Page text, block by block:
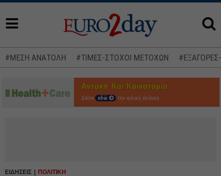
#ΜΕΣΗ ΑΝΑΤΟΛΗ #ΤΙΜΕΣ-ΣΤΟΧΟΙ ΜΕΤΟΧΩΝ
Δείτε εδώ την ειδική έκδοση
ΕΙΔΗΣΕΙΣ ΠΟΛΙΤΙΚΗ